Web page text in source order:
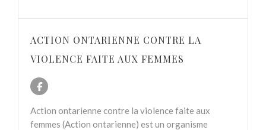
ACTION ONTARIENNE CONTRE LA
VIOLENCE FAITE AUX FEMMES
Action ontarienne contre la violence faite aux
femmes (Action ontarienne) est un organisme